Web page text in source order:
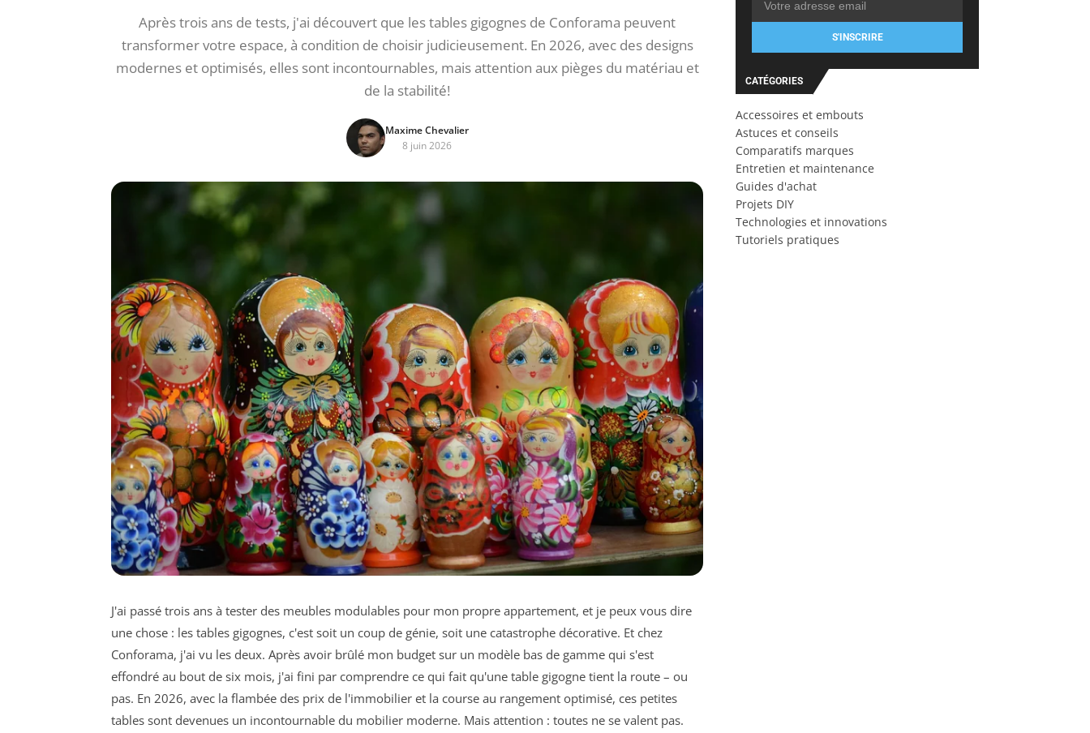
Après trois ans de tests, j'ai découvert que les tables gigognes de Conforama peuvent
transformer votre espace, à condition de choisir judicieusement. En 2026, avec des designs
modernes et optimisés, elles sont incontournables, mais attention aux pièges du matériau et
de la stabilité!
Maxime Chevalier
8 juin 2026
J'ai passé trois ans à tester des meubles modulables pour mon propre appartement, et je peux vous dire
une chose : les tables gigognes, c'est soit un coup de génie, soit une catastrophe décorative. Et chez
Conforama, j'ai vu les deux. Après avoir brûlé mon budget sur un modèle bas de gamme qui s'est
effondré au bout de six mois, j'ai fini par comprendre ce qui fait qu'une table gigogne tient la route – ou
pas. En 2026, avec la flambée des prix de l'immobilier et la course au rangement optimisé, ces petites
tables sont devenues un incontournable du mobilier moderne. Mais attention : toutes ne se valent pas.
S'INSCRIRE
CATÉGORIES
Accessoires et embouts
Astuces et conseils
Comparatifs marques
Entretien et maintenance
Guides d'achat
Projets DIY
Technologies et innovations
Tutoriels pratiques